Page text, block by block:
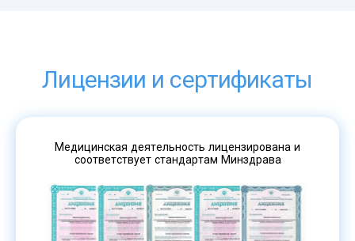
Лицензии и сертификаты
Медицинская деятельность лицензирована и
соответствует стандартам Минздрава